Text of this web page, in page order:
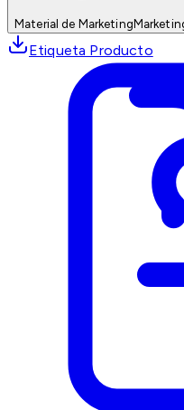
Material de Marketing
Etiqueta Producto